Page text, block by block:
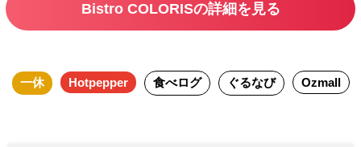
肉料理、自家製パン、デザート盛り合わ
や結婚記念日などの記念日、結納や顔合
Bistro COLORISの詳細を見る
一休 Hotpepper 食べログ ぐるなび Ozmall